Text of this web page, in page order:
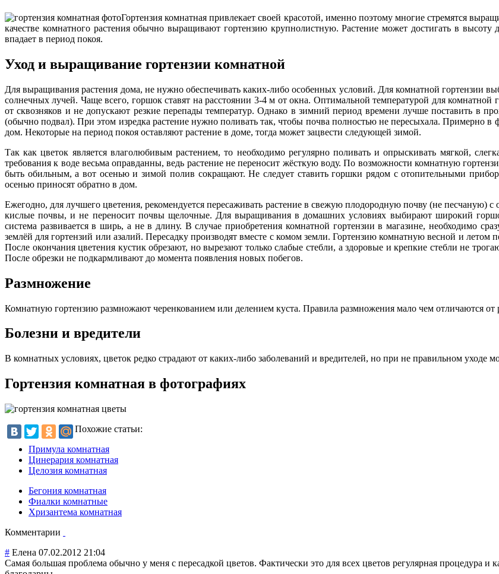
Гортензия комнатная привлекает своей красотой, именно поэтому многие стремятся
качестве комнатного растения обычно выращивают гортензию крупнолистную. Растение может достигать в
впадает в период покоя.
Уход и выращивание гортензии комнатной
Для выращивания растения дома, не нужно обеспечивать каких-либо особенных условий. Для комнатной гортензии
солнечных лучей. Чаще всего, горшок ставят на расстоянии 3-4 м от окна. Оптимальной температурой для комнатной
от сквозняков и не допускают резкие перепады температур. Однако в зимний период времени лучше поставить в
(обычно подвал). При этом изредка растение нужно поливать так, чтобы почва полностью не пересыхала. Примерно в
дом. Некоторые на период покоя оставляют растение в доме, тогда может зацвести следующей зимой.
Так как цветок является влаголюбивым растением, то необходимо регулярно поливать и опрыскивать мягкой,
требования к воде весьма оправданны, ведь растение не переносит жёсткую воду. По возможности комнатную
быть обильным, а вот осенью и зимой полив сокращают. Не следует ставить горшки рядом с отопительными
осенью приносят обратно в дом.
Ежегодно, для лучшего цветения, рекомендуется пересаживать растение в свежую плодородную почву (не песчаную)
кислые почвы, и не переносит почвы щелочные. Для выращивания в домашних условиях выбирают широкий
система развивается в ширь, а не в длину. В случае приобретения комнатной гортензии в магазине, необходимо
землёй для гортензий или азалий. Пересадку производят вместе с комом земли. Гортензию комнатную весной и
После окончания цветения кустик обрезают, но вырезают только слабые стебли, а здоровые и крепкие стебли не
После обрезки не подкармливают до момента появления новых побегов.
Размножение
Комнатную гортензию размножают черенкованием или делением куста. Правила размножения мало чем отличаются от
Болезни и вредители
В комнатных условиях, цветок редко страдают от каких-либо заболеваний и вредителей, но при не правильном уходе
Гортензия комнатная в фотографиях
Похожие статьи:
Примула комнатная
Цинерария комнатная
Целозия комнатная
Бегония комнатная
Фиалки комнатные
Хризантема комнатная
Комментарии
# Елена 07.02.2012 21:04
Самая большая проблема обычно у меня с пересадкой цветов. Фактически это для всех цветов регулярная процедура